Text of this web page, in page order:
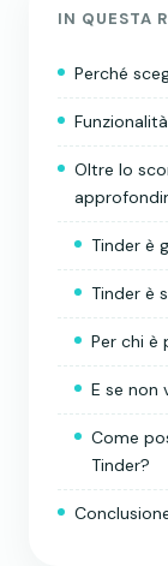
IN QUESTA
Perché
Oltre lo
Tinder è
Tinder è
Per chi è
E se non
Come
Tinder?